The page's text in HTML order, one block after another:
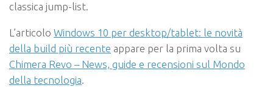
classica jump-list.
L’articolo Windows 10 per desktop/tablet: le novità
della build più recente appare per la prima volta su
Chimera Revo – News, guide e recensioni sul Mondo
della tecnologia.